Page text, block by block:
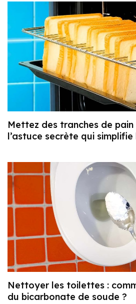
Mettez des tranches de
l’astuce secrète qui simplifie
Nettoyer les toilettes :
du bicarbonate de soude ?